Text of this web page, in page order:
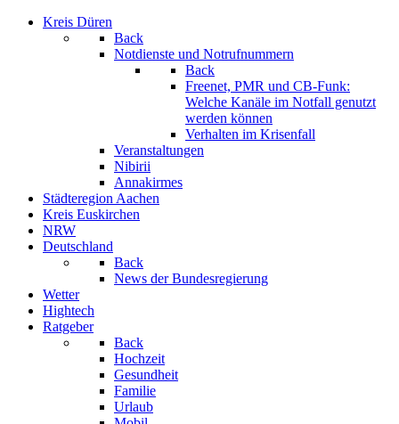
Kreis Düren
Back
Notdienste und Notrufnummern
Back
Freenet, PMR und CB-Funk:
Welche Kanäle im Notfall genutzt
werden können
Verhalten im Krisenfall
Veranstaltungen
Nibirii
Annakirmes
Städteregion Aachen
Kreis Euskirchen
NRW
Deutschland
Back
News der Bundesregierung
Wetter
Hightech
Ratgeber
Back
Hochzeit
Gesundheit
Familie
Urlaub